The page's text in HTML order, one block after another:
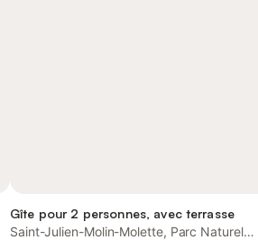
Gîte pour 2 personnes, avec terrasse
Saint-Julien-Molin-Molette, Parc Naturel